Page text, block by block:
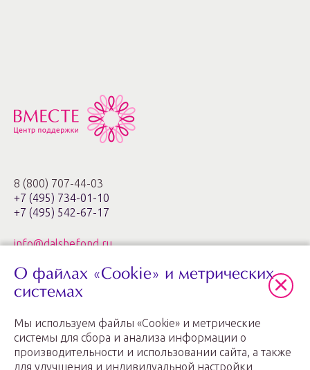
8 (800) 707-44-03
+7 (495) 734-01-10
+7 (495) 542-67-17
info@dalshefond.ru
119285, г. Москва,
ул. Минская, 1г, корп. 3, офис ХХIa,
График работы: пн.-пт. с 11:00 до 20:00
О файлах «Cookie» и метрических
системах
Мы используем файлы «Cookie» и метрические
системы для сбора и анализа информации о
производительности и использовании сайта, а также
для улучшения и индивидуальной настройки